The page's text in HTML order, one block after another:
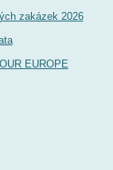
zakázek 2026
EUROPE